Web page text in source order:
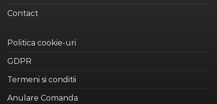
Contact
Politica cookie-uri
GDPR
Termeni si conditii
Anulare Comanda